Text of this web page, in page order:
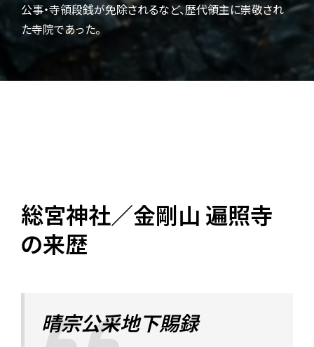
公事・寺領段銭が免除されるなど、歴代領主に崇敬され
た寺院であった。
総宮神社／金剛山 遍照寺
の来歴
晴宗公采地下賜録